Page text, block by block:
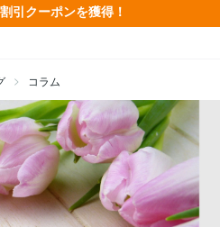
引クーポンを獲得！
コラム